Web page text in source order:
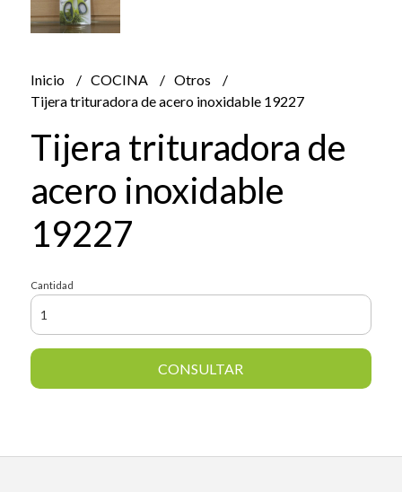
Inicio COCINA
Otros
Tijera trituradora de acero inoxidable 19227
Tijera trituradora de
acero inoxidable
19227
Cantidad
CONSULTAR